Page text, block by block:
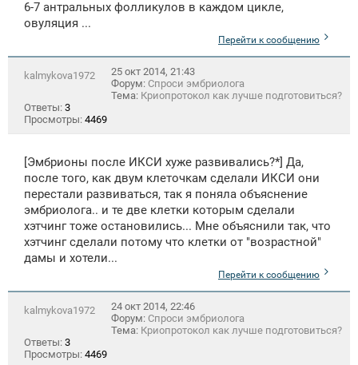
6-7 антральных фолликулов в каждом цикле,
овуляция ...
Перейти к сообщению
kalmykova1972
25 окт 2014, 21:43
Форум: Спроси эмбриолога
Тема: Криопротокол как лучше подготовиться?
Ответы: 3
Просмотры: 4469
[Эмбрионы после ИКСИ хуже развивались?*] Да,
после того, как двум клеточкам сделали ИКСИ они
перестали развиваться, так я поняла объяснение
эмбриолога.. и те две клетки которым сделали
хэтчинг тоже остановились... Мне объяснили так, что
хэтчинг сделали потому что клетки от "возрастной"
дамы и хотели...
Перейти к сообщению
kalmykova1972
24 окт 2014, 22:46
Форум: Спроси эмбриолога
Тема: Криопротокол как лучше подготовиться?
Ответы: 3
Просмотры: 4469